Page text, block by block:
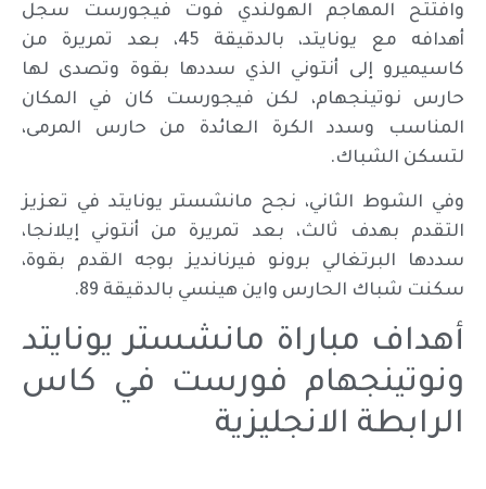
وافتتح المهاجم الهولندي فوت فيجورست سجل
أهدافه مع يونايتد، بالدقيقة 45، بعد تمريرة من
كاسيميرو إلى أنتوني الذي سددها بقوة وتصدى لها
حارس نوتينجهام، لكن فيجورست كان في المكان
المناسب وسدد الكرة العائدة من حارس المرمى،
لتسكن الشباك.
وفي الشوط الثاني، نجح مانشستر يونايتد في تعزيز
التقدم بهدف ثالث، بعد تمريرة من أنتوني إيلانجا،
سددها البرتغالي برونو فيرنانديز بوجه القدم بقوة،
سكنت شباك الحارس واين هينسي بالدقيقة 89.
أهداف مباراة مانشستر يونايتد
ونوتينجهام فورست في كاس
الرابطة الانجليزية